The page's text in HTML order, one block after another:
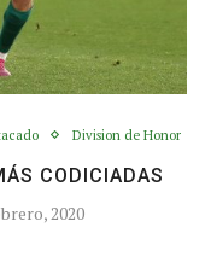
Division de Honor
CODICIADAS
2020